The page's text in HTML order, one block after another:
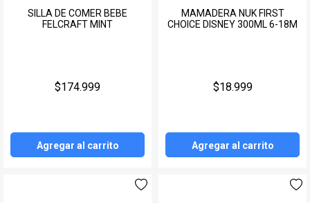
SILLA DE COMER BEBE
FELCRAFT MINT
$174.999
Agregar al carrito
MAMADERA NUK FIRST
CHOICE DISNEY 300ML 6-18M
$18.999
Agregar al carrito